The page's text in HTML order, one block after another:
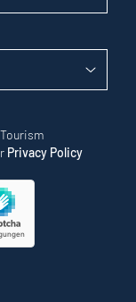
Privacy Policy